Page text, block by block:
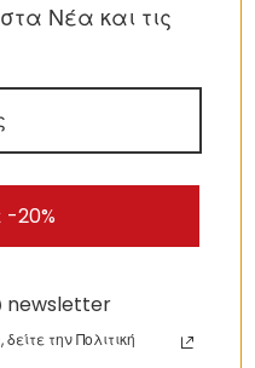
24
και ελέγχεται
των οποίων:
νεκρά pixels και
Νέα και τις
-20%
newsletter
την Πολιτική